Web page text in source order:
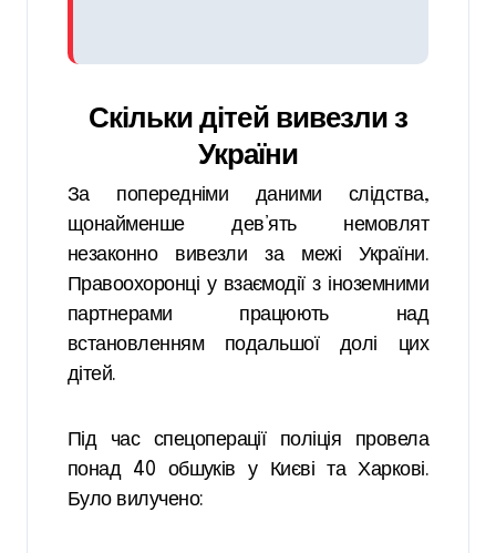
Скільки дітей вивезли з
України
За попередніми даними слідства,
щонайменше дев’ять немовлят
незаконно вивезли за межі України.
Правоохоронці у взаємодії з іноземними
партнерами працюють над
встановленням подальшої долі цих
дітей.
Під час спецоперації поліція провела
понад 40 обшуків у Києві та Харкові.
Було вилучено: